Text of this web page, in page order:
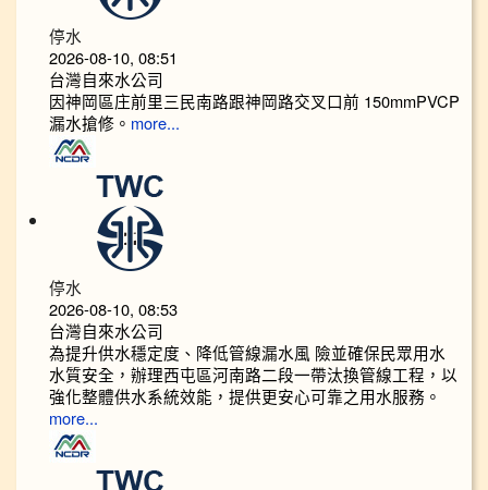
停水
2026-08-10, 08:51
台灣自來水公司
因神岡區庄前里三民南路跟神岡路交叉口前 150mmPVCP
漏水搶修。 more...
停水
2026-08-10, 08:53
台灣自來水公司
為提升供水穩定度、降低管線漏水風 險並確保民眾用水
水質安全，辦理西屯區河南路二段一帶汰換管線工程，以
強化整體供水系統效能，提供更安心可靠之用水服務。
more...